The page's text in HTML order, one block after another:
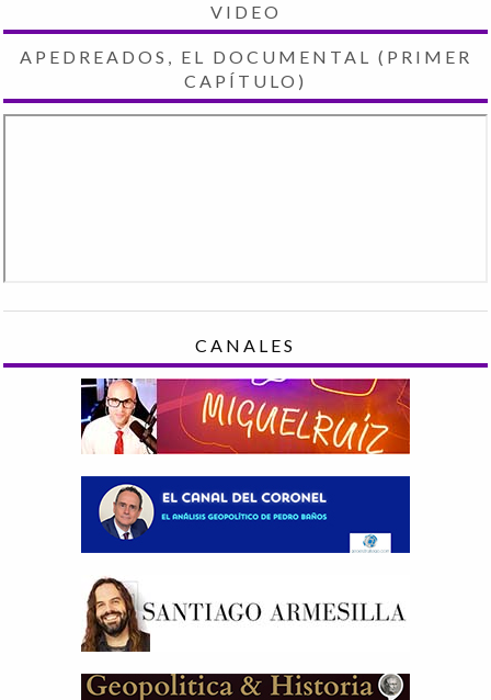
VIDEO
APEDREADOS, EL DOCUMENTAL (PRIMER
CAPÍTULO)
CANALES